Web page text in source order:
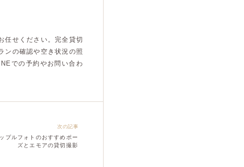
任せください。完全貸切
ンの確認や空き状況の照
での予約やお問い合わ
次の記事
プルフォトのおすすめポー
ズとエモアの貸切撮影